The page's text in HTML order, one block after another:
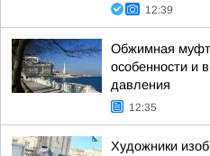
12:39
Обжимная
особенности и
давления
12:35
Художники